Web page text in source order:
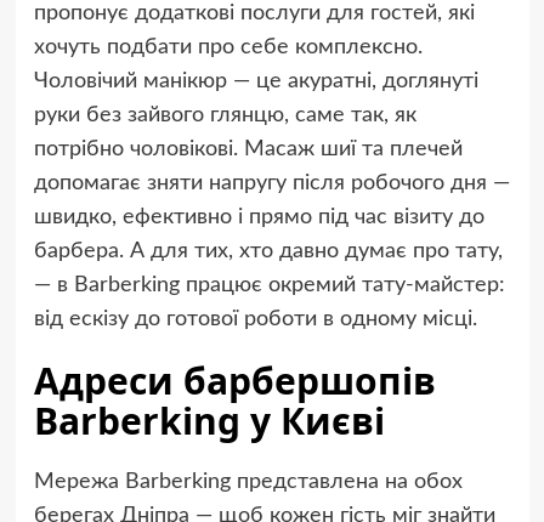
пропонує додаткові послуги для гостей, які
хочуть подбати про себе комплексно.
Чоловічий манікюр — це акуратні, доглянуті
руки без зайвого глянцю, саме так, як
потрібно чоловікові. Масаж шиї та плечей
допомагає зняти напругу після робочого дня —
швидко, ефективно і прямо під час візиту до
барбера. А для тих, хто давно думає про тату,
— в Barberking працює окремий тату-майстер:
від ескізу до готової роботи в одному місці.
Адреси барбершопів
Barberking у Києві
Мережа Barberking представлена на обох
берегах Дніпра — щоб кожен гість міг знайти